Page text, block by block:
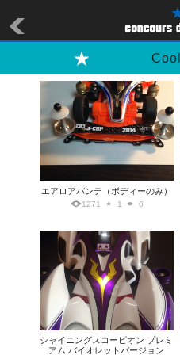
エアロアバンテ（ボディーのみ）
1271 1 0
シャイニングスコーピオン プレミ
アム バイオレットバージョン